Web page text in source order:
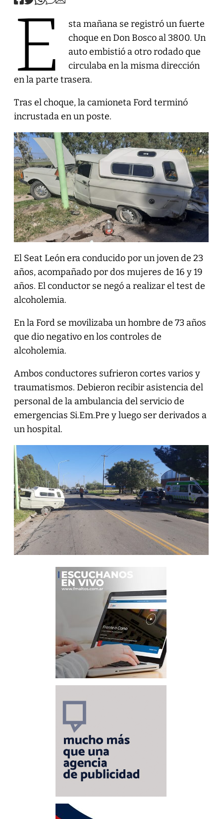
E
sta mañana se registró un fuerte
choque en Don Bosco al 3800. Un
auto embistió a otro rodado que
circulaba en la misma dirección
en la parte trasera.
Tras el choque, la camioneta Ford terminó
incrustada en un poste.
El Seat León era conducido por un joven de 23
años, acompañado por dos mujeres de 16 y 19
años. El conductor se negó a realizar el test de
alcoholemia.
En la Ford se movilizaba un hombre de 73 años
que dio negativo en los controles de
alcoholemia.
Ambos conductores sufrieron cortes varios y
traumatismos. Debieron recibir asistencia del
personal de la ambulancia del servicio de
emergencias Si.Em.Pre y luego ser derivados a
un hospital.